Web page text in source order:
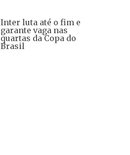
Inter luta até o fim e
garante vaga nas
quartas da Copa do
Brasil